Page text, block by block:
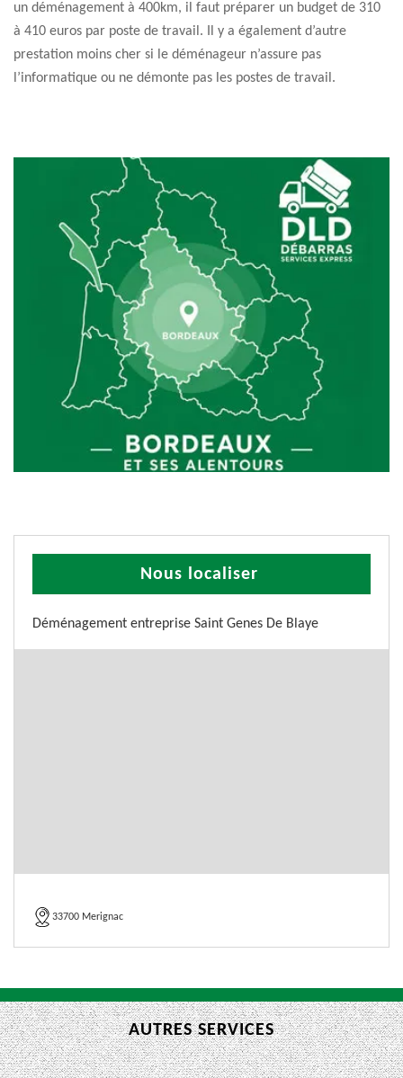
un déménagement à 400km, il faut préparer un budget de 310
à 410 euros par poste de travail. Il y a également d’autre
prestation moins cher si le déménageur n’assure pas
l’informatique ou ne démonte pas les postes de travail.
Nous localiser
Déménagement entreprise Saint Genes De Blaye
33700 Merignac
AUTRES SERVICES